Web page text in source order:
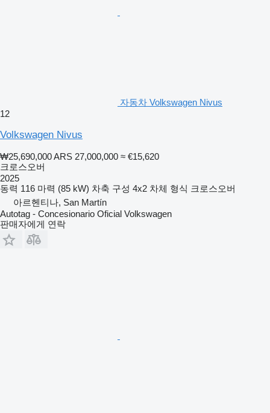
자동차 Volkswagen Nivus
12
Volkswagen Nivus
₩25,690,000ARS 27,000,000 ≈ €15,620
크로스오버
2025
동력 116 마력 (85 kW) 차축 구성 4x2 차체 형식 크로스오버
아르헨티나, San Martín
Autotag - Concesionario Oficial Volkswagen
판매자에게 연락